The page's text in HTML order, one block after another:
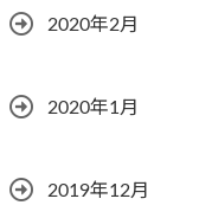
2020年2月
2020年1月
2019年12月